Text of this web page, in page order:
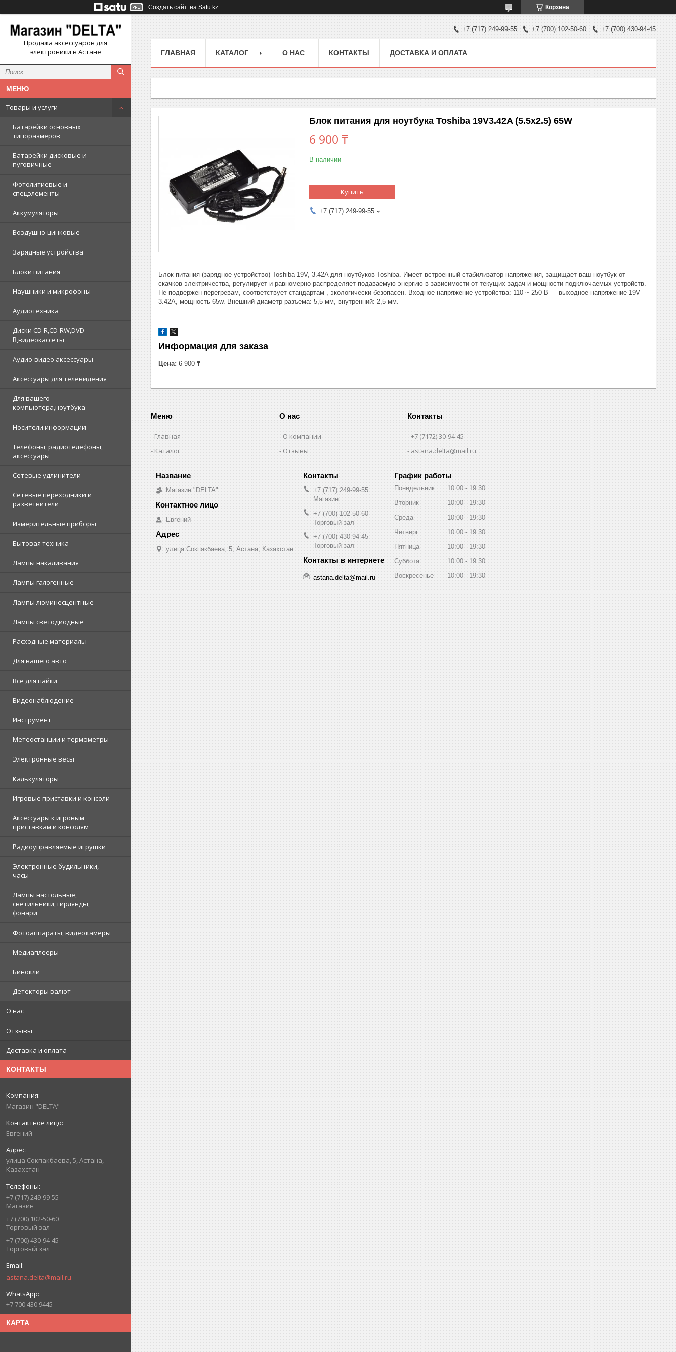
Создать сайт на Satu.kz Корзина
Продажа аксессуаров для
электроники в Астане
Товары и услуги
Батарейки основных
типоразмеров
Батарейки дисковые и
пуговичные
Фотолитиевые и
спецэлементы
Аккумуляторы
Воздушно-цинковые
Зарядные устройства
Блоки питания
Наушники и микрофоны
Аудиотехника
Диски CD-R,CD-RW,DVD-
R,видеокассеты
Аудио-видео аксессуары
Аксессуары для телевидения
Для вашего
компьютера,ноутбука
Носители информации
Телефоны, радиотелефоны,
аксессуары
Сетевые удлинители
Сетевые переходники и
разветвители
Измерительные приборы
Бытовая техника
Лампы накаливания
Лампы галогенные
Лампы люминесцентные
Лампы светодиодные
Расходные материалы
Для вашего авто
Все для пайки
Видеонаблюдение
Инструмент
Метеостанции и термометры
Электронные весы
Калькуляторы
Игровые приставки и консоли
Аксессуары к игровым
приставкам и консолям
Радиоуправляемые игрушки
Электронные будильники,
часы
Лампы настольные,
светильники, гирлянды,
фонари
Фотоаппараты, видеокамеры
Медиаплееры
Бинокли
Детекторы валют
О нас
Отзывы
Доставка и оплата
КОНТАКТЫ
Магазин "DELTA"
Евгений
улица Сокпакбаева, 5, Астана,
Казахстан
+7 (717) 249-99-55
Магазин
+7 (700) 102-50-60
Торговый зал
+7 (700) 430-94-45
Торговый зал
astana.delta@mail.ru
+7 700 430 9445
КАРТА
+7 (717) 249-99-55 +7 (700) 102-50-60 +7 (700) 430-94-45
ГЛАВНАЯ КАТАЛОГ О НАС КОНТАКТЫ ДОСТАВКА И ОПЛАТА
Блок питания для ноутбука Toshiba 19V3.42A (5.5x2.5) 65W
6 900 ₸
В наличии
Купить
+7 (717) 249-99-55
Блок питания (зарядное устройство) Toshiba 19V, 3.42A для ноутбуков Toshiba. Имеет встроенный стабилизатор напряжения, защищает ваш ноутбук от
скачков электричества, регулирует и равномерно распределяет подаваемую энергию в зависимости от текущих задач и мощности подключаемых устройств.
Не подвержен перегревам, соответствует стандартам , экологически безопасен. Входное напряжение устройства: 110 ~ 250 В — выходное напряжение 19V
3.42A, мощность 65w. Внешний диаметр разъема: 5,5 мм, внутренний: 2,5 мм.
Информация для заказа
Цена: 6 900 ₸
Меню
Главная
Каталог
О нас
О компании
Отзывы
Контакты
+7 (7172) 30-94-45
astana.delta@mail.ru
Магазин "DELTA"
Евгений
улица Сокпакбаева, 5, Астана, Казахстан
+7 (717) 249-99-55
Магазин
+7 (700) 102-50-60
Торговый зал
+7 (700) 430-94-45
Торговый зал
astana.delta@mail.ru
График работы
Понедельник 10:00
19:30
Вторник
10:00
19:30
Среда
10:00
19:30
Четверг
10:00
19:30
Пятница
10:00
19:30
Суббота
10:00
19:30
Воскресенье
10:00 19:30